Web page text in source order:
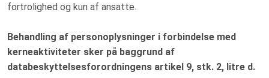
fortrolighed og kun af ansatte.
Behandling af personoplysninger i forbindelse med
kerneaktiviteter sker på baggrund af
databeskyttelsesforordningens artikel 9, stk. 2, litre d.